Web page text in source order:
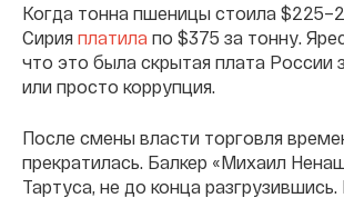
Когда тонна пшеницы стоила
Сирия платила по $375 за тонну.
что это была скрытая плата России
или просто коррупция.
После смены власти торговля
прекратилась. Балкер «Михаил
Тартуса, не до конца разгрузившись.